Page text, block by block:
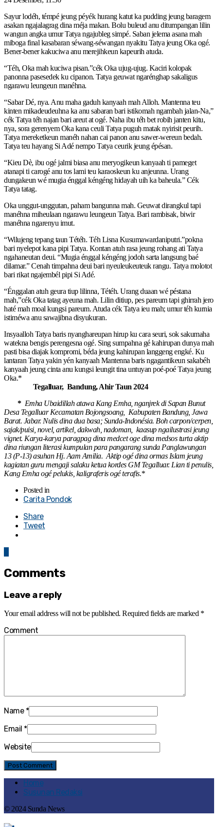
Sayur lodéh, témpé jeung péyék hurang katut ka pudding jeung baragem
asakan ngajalagrag dina méja makan. Bolu buleud anu ditumpangan lilin
wangun angka umur Tatya ngajubleg simpé. Saban jelema asana mah
miboga final kasabaran séwang-séwangan nyakitu Tatya jeung Oka ogé.
Bener-bener kakuciwa anu merejihkeun kapeurih atuda.
“Téh, Oka mah kuciwa pisan.”cék Oka ujug-ujug. Kaciri kolopak
panonna pasesedek ku cipanon. Tatya geuwat ngarénghap sakaligus
ngarawu leungeun manéhna.
“Sabar Dé, nya. Anu maha gaduh kanyaah mah Alloh. Mantenna teu
kinten mikadeudeuhna ka anu sabaran bari istikomah ngambah jalan-Na,”
cék Tatya téh najan bari areut at ogé. Naha ibu téh bet robih janten kitu,
nya, sora gerenyem Oka kana ceuli Tatya puguh matak nyirisit peurih.
Tatya mereketkeun manéh nahan cai panon anu sawer-wereun bedah.
Tatya teu hayang Si Adé nempo Tatya ceurik jeung épésan.
“Kieu Dè, ibu ogé jalmi biasa anu meryogikeun kanyaah ti pameget
atanapi ti carogé anu tos lami teu karaoskeun ku anjeunna. Urang
dungakeun wé mugia énggal kéngéng hidayah uih ka baheula.” Cék
Tatya tatag.
Oka unggut-unggutan, paham bangunna mah. Geuwat dirangkul tapi
manéhna miheulaan ngarawu leungeun Tatya. Bari rambisak, biwir
manéhna ngarenyu imut.
“Wilujeng tepang taun Tétéh. Téh Lisna Kusumawardaniputri.”pokna
bari nyelepot kana pipi Tatya. Kontan atuh rasa jeung rohang ati Tatya
ngahaneutan deui. “Mugia énggal kéngéng jodoh sarta langsung baé
dilamar.” Cenah timpahna deui bari nyeuleukeuteuk rangu. Tatya molotot
bari rikat ngajembél pipi Si Adé.
“Énggalan atuh geura tiup lilinna, Tétéh. Urang duaan wé péstana
mah,”cék Oka tatag ayeuna mah. Lilin ditiup, pes pareum tapi ghirrah jero
haté mah moal kungsi pareum. Atuda cék Tatya ieu mah; umur téh kurnia
istiméwa anu sawajibna disyukuran.
Insyaalloh Tatya baris nyanghareupan hirup ku cara seuri, sok sakumaha
watekna bengis perengesna ogé. Sing sumpahna gé kahirupan dunya mah
pasti bisa diajak kompromi, béda jeung kahirupan langgeng engké. Ku
lantaran Tatya yakin yén kanyaah Mantenna baris ngagantikeun sakabéh
kanyaah jeung cinta anu kungsi leungit tina untuyan poé-poé Tatya jeung
Oka.*
Tegalluar, Bandung, Ahir Taun 2024
* Emha Ubaidillah atawa Kang Emha, nganjrek di Sapan Bunut
Desa Tegalluar Kecamatan Bojongsoang, Kabupaten Bandung, Jawa
Barat. Jabar. Nulis dina dua basa; Sunda-Indonésia. Boh carpon/cerpen,
sajak/puisi, novel, artikel, dakwah, nadoman, kaasup ngailustrasi jeung
vignet. Karya-karya paragpag dina medcet oge dina medsos turta aktip
dina riungan literasi kumpulan para pangarang sunda Panglawungan
13 (P-13) asuhan Hj. Aam Amilia. Aktip ogé dina ormas Islam jeung
kagiatan guru mengaji salaku ketua kordes GM Tegalluar. Lian ti penulis,
Kang Emha ogé pelukis, kaligraferis ogé terafis.*
Posted in
Carita Pondok
Share
Tweet
Comments
Leave a reply
Your email address will not be published. Required fields are marked *
Comment
Name *
Email *
Website
Home
Susunan Redaksi
© 2024 Sunda News